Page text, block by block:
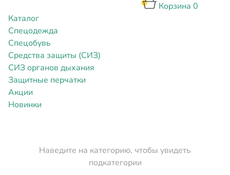
Корзина 0
Каталог
Спецодежда
Спецобувь
Средства защиты (СИЗ)
СИЗ органов дыхания
Защитные перчатки
Акции
Новинки
Наведите на категорию, чтобы увидеть
подкатегории